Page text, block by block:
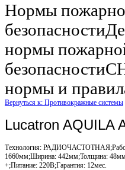
Нормы
нормы
нормы и
Вернуться к: Противокражные системы
Lucatron AQUILA
Технология:
1660мм;Ширина: 442мм;Толщина:
+;Питание: 220В;Гарантия: 12мес.